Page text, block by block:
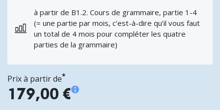
à partir de B1.2. Cours de grammaire, partie 1-4
(= une partie par mois, c’est-à-dire qu’il vous faut
un total de 4 mois pour compléter les quatre
parties de la grammaire)
Prix à partir de*
179,00 €